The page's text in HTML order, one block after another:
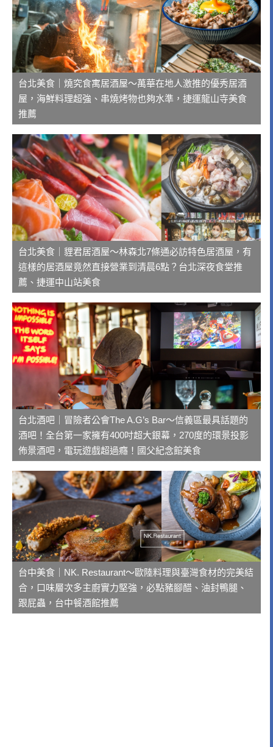
台北美食｜燒究食寓居酒屋～萬華在地人激推的優秀居酒
屋，海鮮料理超強、串燒烤物也夠水準，捷運龍山寺美食
推薦
台北美食｜貍君居酒屋～林森北7條通必訪特色居酒屋，有
這樣的居酒屋竟然直接營業到清晨6點？台北深夜食堂推
薦、捷運中山站美食
台北酒吧｜冒險者公會The A.G’s Bar～信義區最具話題的
酒吧！全台第一家擁有400吋超大銀幕，270度的環景投影
佈景酒吧，電玩遊戲超過癮！國父紀念館美食
台中美食｜NK. Restaurant～歐陸料理與臺灣食材的完美結
合，口味層次多主廚實力堅強，必點豬腳醋、油封鴨腿、
跟屁蟲，台中餐酒館推薦